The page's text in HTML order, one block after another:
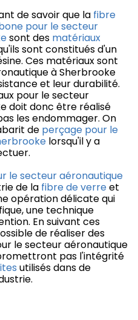
de savoir que la fibre
pour le secteur
sont des matériaux
sont constitués d'un
Ces matériaux sont
à Sherbrooke
et leur durabilité.
pour le secteur
doit donc être réalisé
les endommager. On
de perçage pour le
lorsqu'il y a
le secteur aéronautique
de la fibre de verreet
opération délicate qui
une technique
En suivant ces
de réaliser des
le secteur aéronautique
pas l'intégrité
utilisés dans de